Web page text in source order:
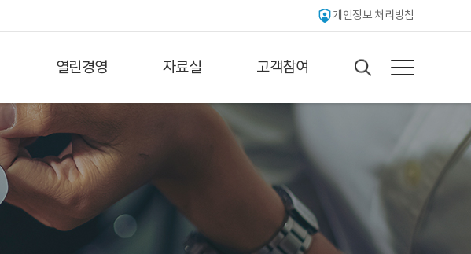
개인정보 처리방침
열린경영 자료실 고객참여